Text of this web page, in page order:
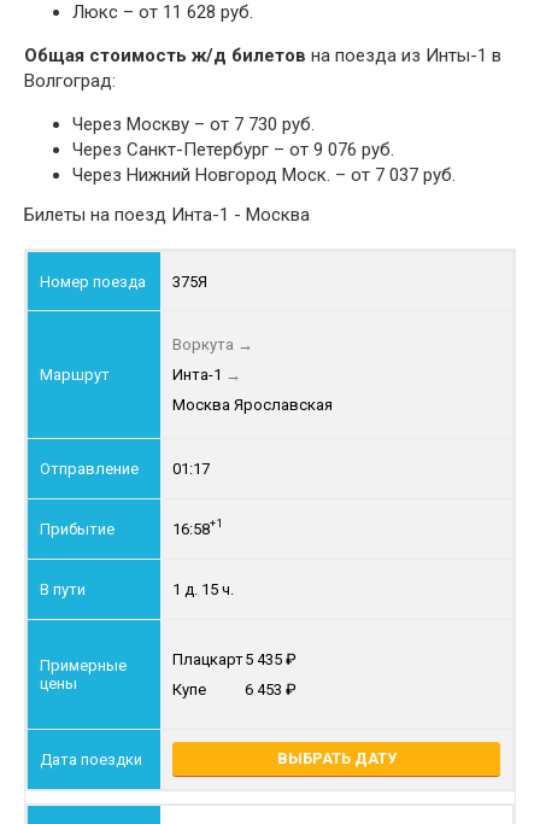
Люкс – от 11 628 руб.
Общая стоимость ж/д билетов на поезда из Инты-1 в
Волгоград:
Через Москву – от 7 730 руб.
Через Санкт-Петербург – от 9 076 руб.
Через Нижний Новгород Моск. – от 7 037 руб.
Билеты на поезд Инта-1 - Москва
375Я
Воркута →
Инта-1 →
Москва Ярославская
01:17
16:58+1
1 д. 15 ч.
Плацкарт5 435
Купе
6 453
ВЫБРАТЬ ДАТУ